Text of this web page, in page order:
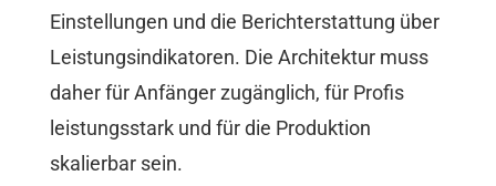
Einstellungen und die Berichterstattung über
Leistungsindikatoren. Die Architektur muss
daher für Anfänger zugänglich, für Profis
leistungsstark und für die Produktion
skalierbar sein.